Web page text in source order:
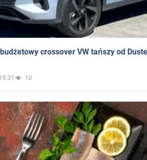
budżetowy crossover VW tańszy od
10